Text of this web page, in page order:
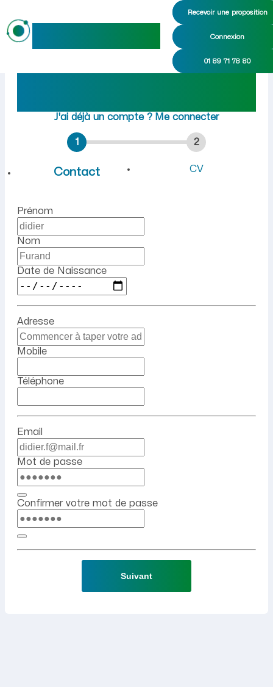
Recevoir une proposition
Connexion
01 89 71 78 80
Emploi à Erloy (Aisne) :
Rejoindre maideoàErloy
J'ai déjà un compte ? Me connecter
1
Contact
2
CV
Prénom
Nom
Date de Naissance
Adresse
Mobile
Téléphone
Email
Mot de passe
Confirmer votre mot de passe
Suivant